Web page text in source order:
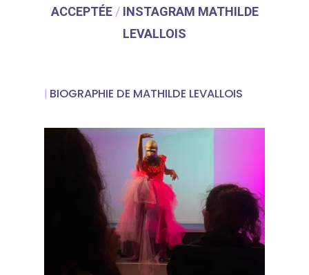
ACCEPTÉE / INSTAGRAM MATHILDE
LEVALLOIS
BIOGRAPHIE DE MATHILDE LEVALLOIS
ABOUT SALIENT
The Castle
2500 Castle Dr